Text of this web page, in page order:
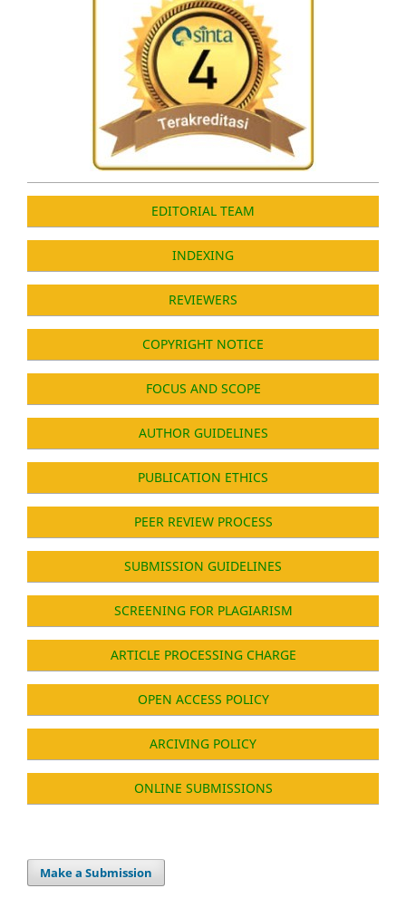
EDITORIAL TEAM
INDEXING
REVIEWERS
COPYRIGHT NOTICE
FOCUS AND SCOPE
AUTHOR GUIDELINES
PUBLICATION ETHICS
PEER REVIEW PROCESS
SUBMISSION GUIDELINES
SCREENING FOR PLAGIARISM
ARTICLE PROCESSING CHARGE
OPEN ACCESS POLICY
ARCIVING POLICY
ONLINE SUBMISSIONS
Make a Submission